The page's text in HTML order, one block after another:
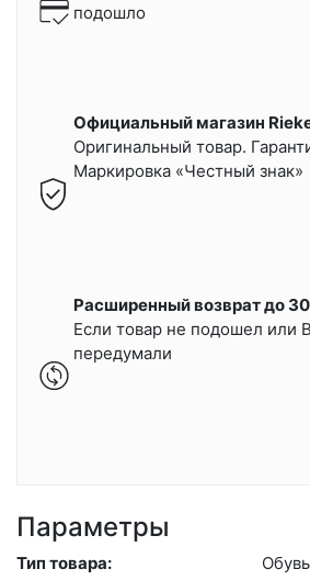
подошло
Официальный магазин
Оригинальный товар.
Маркировка «Честный знак»
Расширенный возврат до
Если товар не подошел или
передумали
Параметры
Тип товара:
Обувь